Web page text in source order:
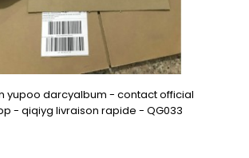
yupoo darcyalbum - contact official
- qiqiyg livraison rapide - QG033